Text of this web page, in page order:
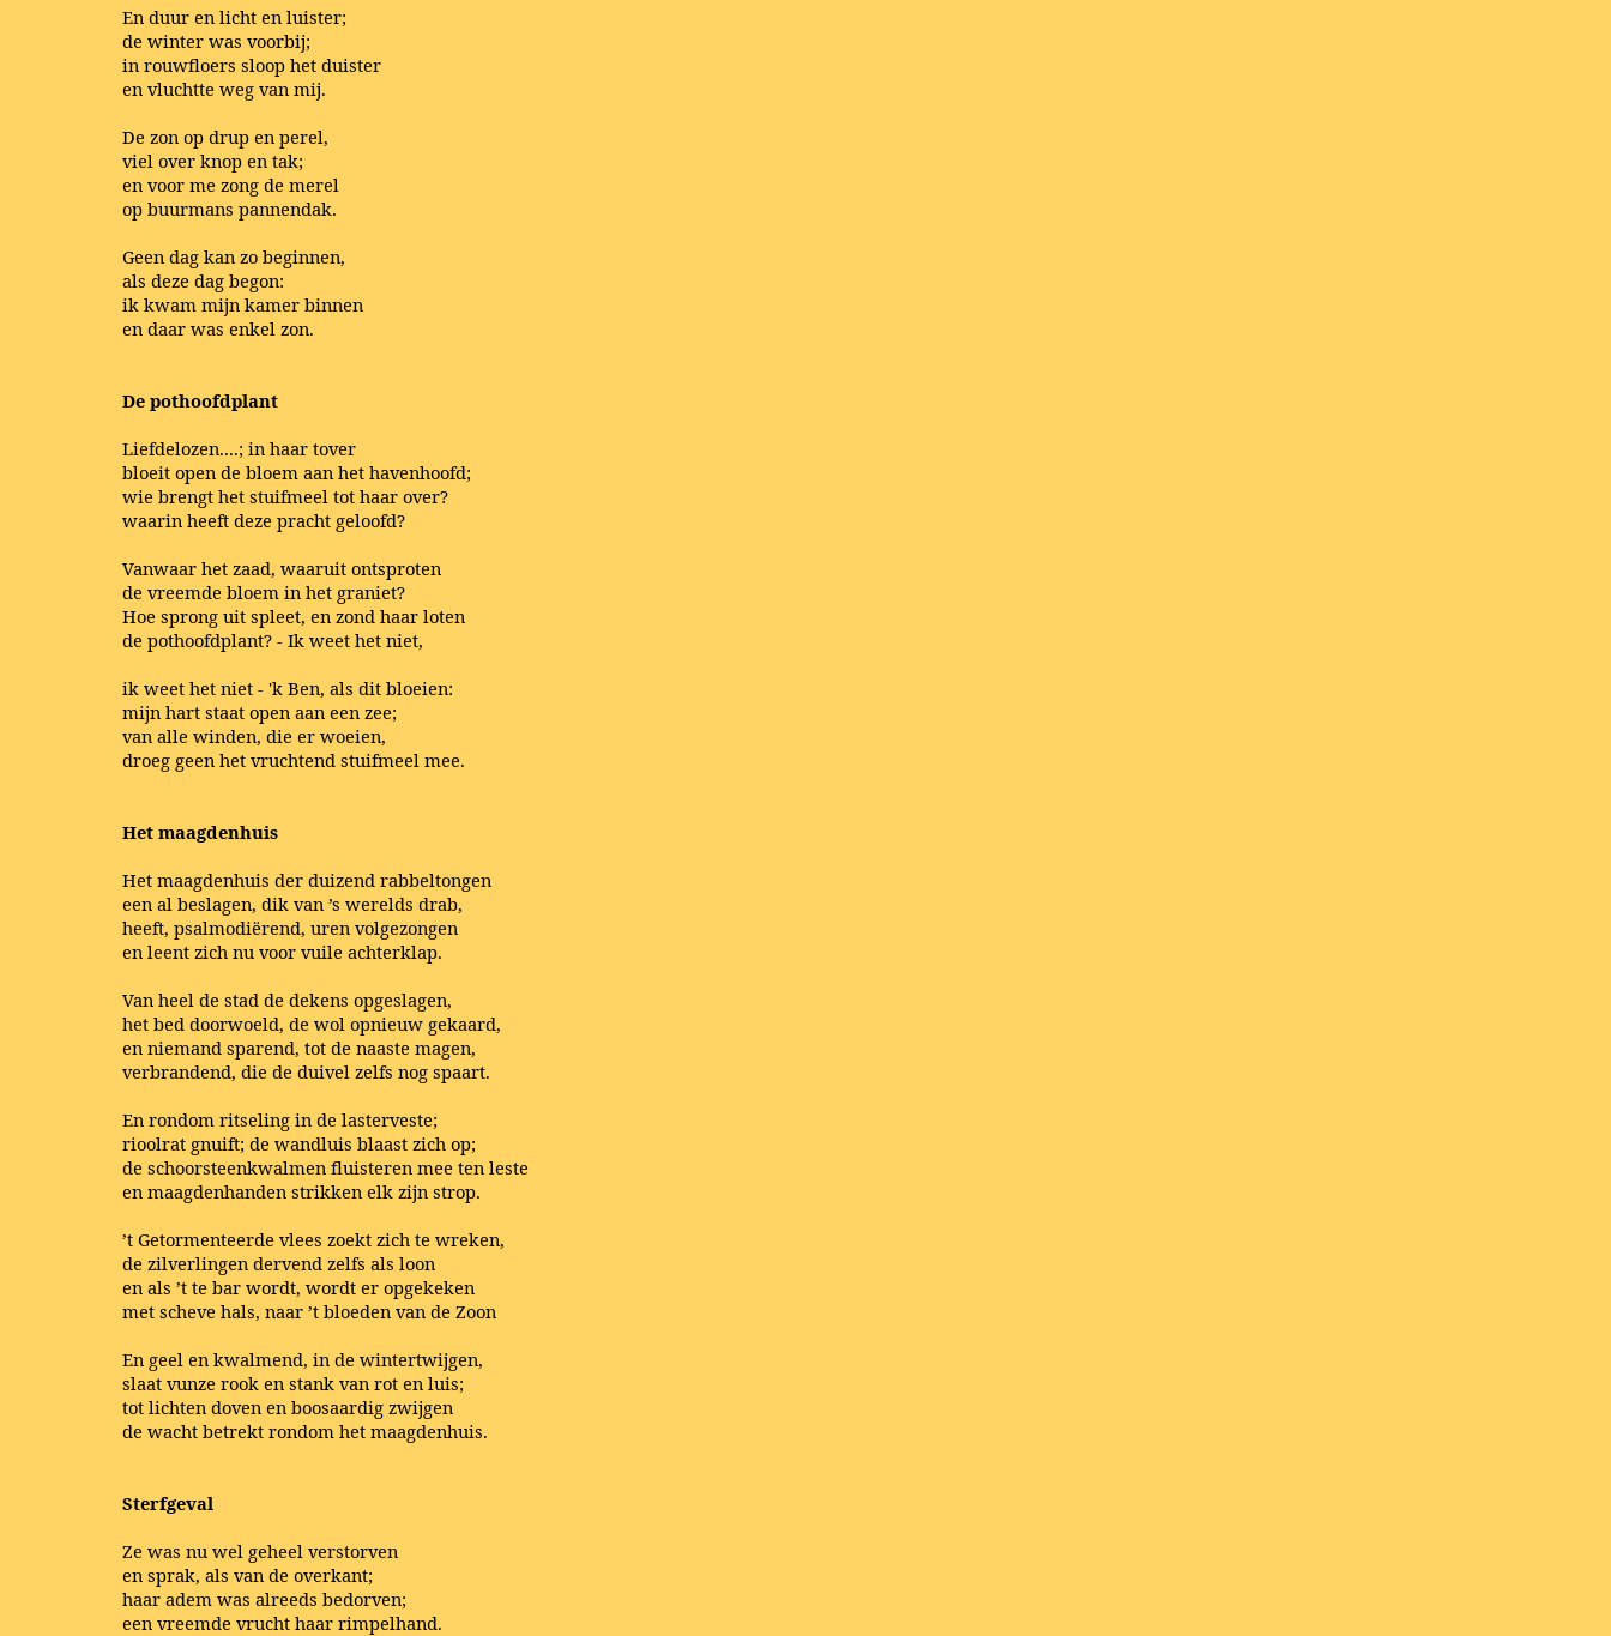
En duur en licht en luister;
de winter was voorbij;
in rouwfloers sloop het duister
en vluchtte weg van mij.
De zon op drup en perel,
viel over knop en tak;
en voor me zong de merel
op buurmans pannendak.
Geen dag kan zo beginnen,
als deze dag begon:
ik kwam mijn kamer binnen
en daar was enkel zon.
De pothoofdplant
Liefdelozen....; in haar tover
bloeit open de bloem aan het havenhoofd;
wie brengt het stuifmeel tot haar over?
waarin heeft deze pracht geloofd?
Vanwaar het zaad, waaruit ontsproten
de vreemde bloem in het graniet?
Hoe sprong uit spleet, en zond haar loten
de pothoofdplant? - Ik weet het niet,
ik weet het niet - 'k Ben, als dit bloeien:
mijn hart staat open aan een zee;
van alle winden, die er woeien,
droeg geen het vruchtend stuifmeel mee.
Het maagdenhuis
Het maagdenhuis der duizend rabbeltongen
een al beslagen, dik van ’s werelds drab,
heeft, psalmodiërend, uren volgezongen
en leent zich nu voor vuile achterklap.
Van heel de stad de dekens opgeslagen,
het bed doorwoeld, de wol opnieuw gekaard,
en niemand sparend, tot de naaste magen,
verbrandend, die de duivel zelfs nog spaart.
En rondom ritseling in de lasterveste;
rioolrat gnuift; de wandluis blaast zich op;
de schoorsteenkwalmen fluisteren mee ten leste
en maagdenhanden strikken elk zijn strop.
’t Getormenteerde vlees zoekt zich te wreken,
de zilverlingen dervend zelfs als loon
en als ’t te bar wordt, wordt er opgekeken
met scheve hals, naar ’t bloeden van de Zoon
En geel en kwalmend, in de wintertwijgen,
slaat vunze rook en stank van rot en luis;
tot lichten doven en boosaardig zwijgen
de wacht betrekt rondom het maagdenhuis.
Sterfgeval
Ze was nu wel geheel verstorven
en sprak, als van de overkant;
haar adem was alreeds bedorven;
een vreemde vrucht haar rimpelhand.